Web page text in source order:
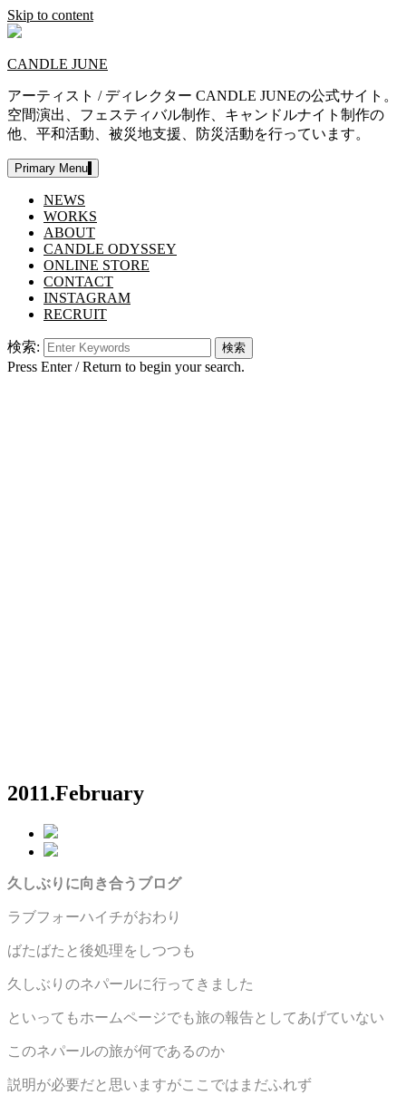
Skip to content
CANDLE JUNE
アーティスト / ディレクター CANDLE JUNEの公式サイト。
空間演出、フェスティバル制作、キャンドルナイト制作の
他、平和活動、被災地支援、防災活動を行っています。
Primary Menu
NEWS
WORKS
ABOUT
CANDLE ODYSSEY
ONLINE STORE
CONTACT
INSTAGRAM
RECRUIT
検索:
Press Enter / Return to begin your search.
2011.February
久しぶりに向き合うブログ
ラブフォーハイチがおわり
ばたばたと後処理をしつつも
久しぶりのネパールに行ってきました
といってもホームページでも旅の報告としてあげていない
このネパールの旅が何であるのか
説明が必要だと思いますがここではまだふれず